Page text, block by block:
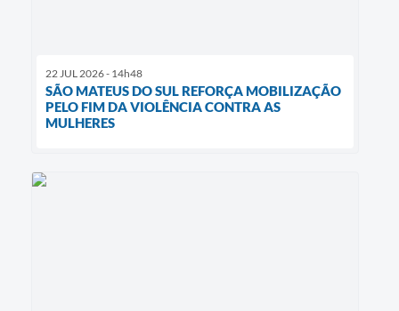
22 JUL 2026 - 14h48
SÃO MATEUS DO SUL REFORÇA MOBILIZAÇÃO
PELO FIM DA VIOLÊNCIA CONTRA AS
MULHERES